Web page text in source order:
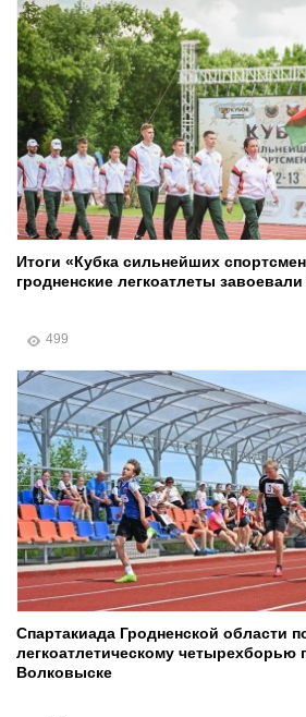
Итоги «Кубка сильнейших
гродненские легкоатлеты
499
Спартакиада Гродненской области
легкоатлетическому четырехборью
Волковыске